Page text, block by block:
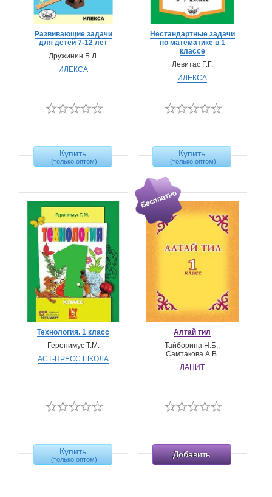
Развивающие задачи
для детей 7-12 лет
Дружинин Б.Л.
ИЛЕКСА
Купить
(только оптом)
Нестандартные задачи
по математике в 1
классе
Левитас Г.Г.
ИЛЕКСА
Купить
(только оптом)
Технология. 1 класс
Геронимус Т.М.
АСТ-ПРЕСС ШКОЛА
Купить
(только оптом)
Алтай тил
Тайборина Н.Б.,
Самтакова А.В.
ЛАНИТ
Добавить